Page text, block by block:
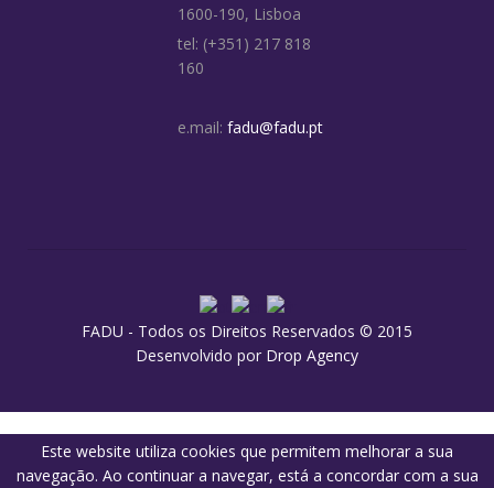
1600-190, Lisboa
tel: (+351) 217 818
160
e.mail: fadu@fadu.pt
FADU - Todos os Direitos Reservados © 2015
Desenvolvido por Drop Agency
Este website utiliza cookies que permitem melhorar a sua
navegação. Ao continuar a navegar, está a concordar com a sua